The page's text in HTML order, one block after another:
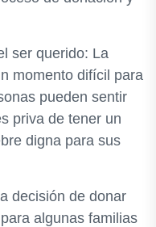
ser querido: La
momento difícil para
pueden sentir
priva de tener un
digna para sus
decisión de donar
algunas familias